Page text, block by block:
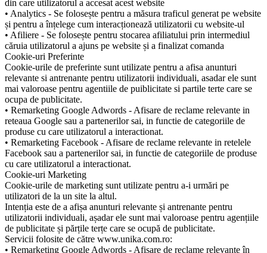
din care utilizatorul a accesat acest website
• Analytics - Se folosește pentru a măsura traficul generat pe website
și pentru a înțelege cum interacționează utilizatorii cu website-ul
• Afiliere - Se folosește pentru stocarea afiliatului prin intermediul
căruia utilizatorul a ajuns pe website și a finalizat comanda
Cookie-uri Preferinte
Cookie-urile de preferinte sunt utilizate pentru a afisa anunturi
relevante si antrenante pentru utilizatorii individuali, asadar ele sunt
mai valoroase pentru agentiile de puiblicitate si partile terte care se
ocupa de publicitate.
• Remarketing Google Adwords - Afisare de reclame relevante in
reteaua Google sau a partenerilor sai, in functie de categoriile de
produse cu care utilizatorul a interactionat.
• Remarketing Facebook - Afisare de reclame relevante in retelele
Facebook sau a partenerilor sai, in functie de categoriile de produse
cu care utilizatorul a interactionat.
Cookie-uri Marketing
Cookie-urile de marketing sunt utilizate pentru a-i urmări pe
utilizatori de la un site la altul.
Intenția este de a afișa anunturi relevante și antrenante pentru
utilizatorii individuali, așadar ele sunt mai valoroase pentru agențiile
de publicitate și părțile terțe care se ocupă de publicitate.
Servicii folosite de către www.unika.com.ro:
• Remarketing Google Adwords - Afișare de reclame relevante în